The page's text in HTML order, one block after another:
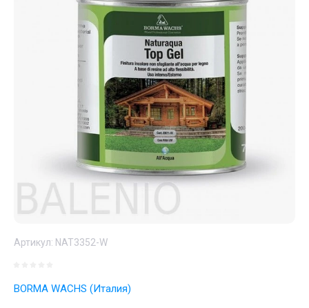
Артикул: NAT3352-W
BORMA WACHS (Италия)